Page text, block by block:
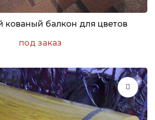
кованый балкон для цветов
под заказ